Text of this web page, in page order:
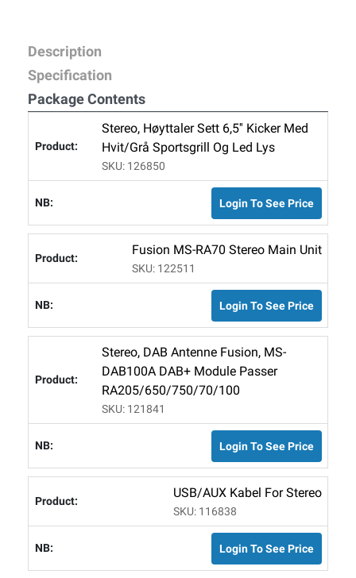
Description
Specification
Package Contents
Stereo, Høyttaler Sett 6,5'' Kicker Med
Hvit/grå Sportsgrill Og Led Lys
SKU: 126850
Login To See Price
Fusion MS-RA70 Stereo Main Unit
SKU: 122511
Login To See Price
Stereo, DAB Antenne Fusion, MS-
DAB100A DAB+ Module Passer
RA205/650/750/70/100
SKU: 121841
Login To See Price
USB/AUX Kabel For Stereo
SKU: 116838
Login To See Price